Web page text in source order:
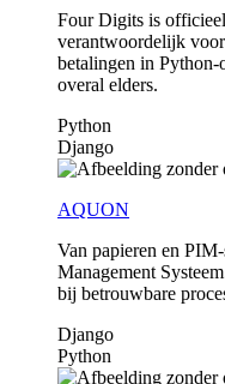
Four Digits is
verantwoordelijk
betalingen in Python-
overal elders.
Python
Django
AQUON
Van papieren en
Management
bij betrouwbare
Django
Python